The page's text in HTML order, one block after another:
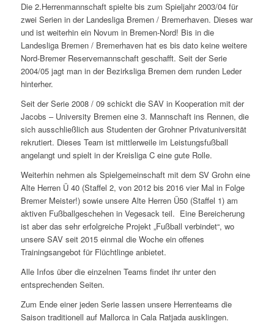
Die 2.Herrenmannschaft spielte bis zum Spieljahr 2003/04 für
zwei Serien in der Landesliga Bremen / Bremerhaven. Dieses war
und ist weiterhin ein Novum in Bremen-Nord! Bis in die
Landesliga Bremen / Bremerhaven hat es bis dato keine weitere
Nord-Bremer Reservemannschaft geschafft. Seit der Serie
2004/05 jagt man in der Bezirksliga Bremen dem runden Leder
hinterher.
Seit der Serie 2008 / 09 schickt die SAV in Kooperation mit der
Jacobs – University Bremen eine 3. Mannschaft ins Rennen, die
sich ausschließlich aus Studenten der Grohner Privatuniversität
rekrutiert. Dieses Team ist mittlerweile im Leistungsfußball
angelangt und spielt in der Kreisliga C eine gute Rolle.
Weiterhin nehmen als Spielgemeinschaft mit dem SV Grohn eine
Alte Herren Ü 40 (Staffel 2, von 2012 bis 2016 vier Mal in Folge
Bremer Meister!) sowie unsere Alte Herren Ü50 (Staffel 1) am
aktiven Fußballgeschehen in Vegesack teil. Eine Bereicherung
ist aber das sehr erfolgreiche Projekt „Fußball verbindet“, wo
unsere SAV seit 2015 einmal die Woche ein offenes
Trainingsangebot für Flüchtlinge anbietet.
Alle Infos über die einzelnen Teams findet ihr unter den
entsprechenden Seiten.
Zum Ende einer jeden Serie lassen unsere Herrenteams die
Saison traditionell auf Mallorca in Cala Ratjada ausklingen.